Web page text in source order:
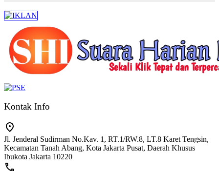
Kontak Info
Jl. Jenderal Sudirman No.Kav. 1, RT.1/RW.8, LT.8 Karet Tengsin,
Kecamatan Tanah Abang, Kota Jakarta Pusat, Daerah Khusus
Ibukota Jakarta 10220